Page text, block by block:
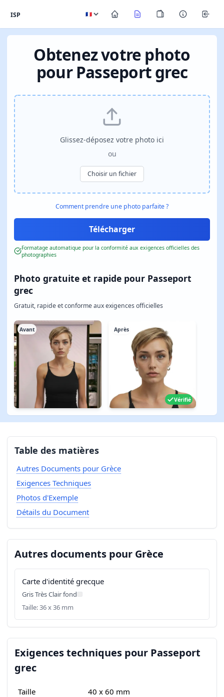
ISP
Obtenez votre photo
pour Passeport grec
Photo gratuite et rapide pour Passeport
grec
Gratuit, rapide et conforme aux exigences officielles
Avant Après
Vérifié
Glissez-déposez votre photo ici
ou
Choisir un fichier
Comment prendre une photo parfaite ?
Formatage automatique pour la conformité aux exigences officielles des
photographies
Table des matières
Autres Documents pour Grèce
Exigences Techniques
Photos d'Exemple
Détails du Document
Autres documents pour Grèce
Carte d'identité grecque
Gris Très Clair fond
Taille: 36 x 36 mm
Exigences techniques pour Passeport
grec
Taille
40 x 60 mm